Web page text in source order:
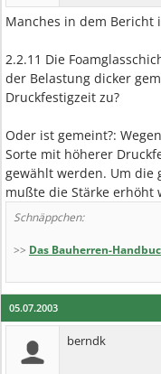
Manches in dem Bericht
2.2.11 Die
der Belastung dicker
Druckfestigzeit zu?
Oder ist gemeint?:
Sorte mit höherer
gewählt werden. Um die
mußte die Stärke erhöht
Schnäppchen:
>> Das Bauherren-
05.07.2003
berndk